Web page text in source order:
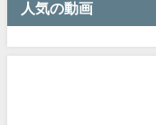
人気の動画